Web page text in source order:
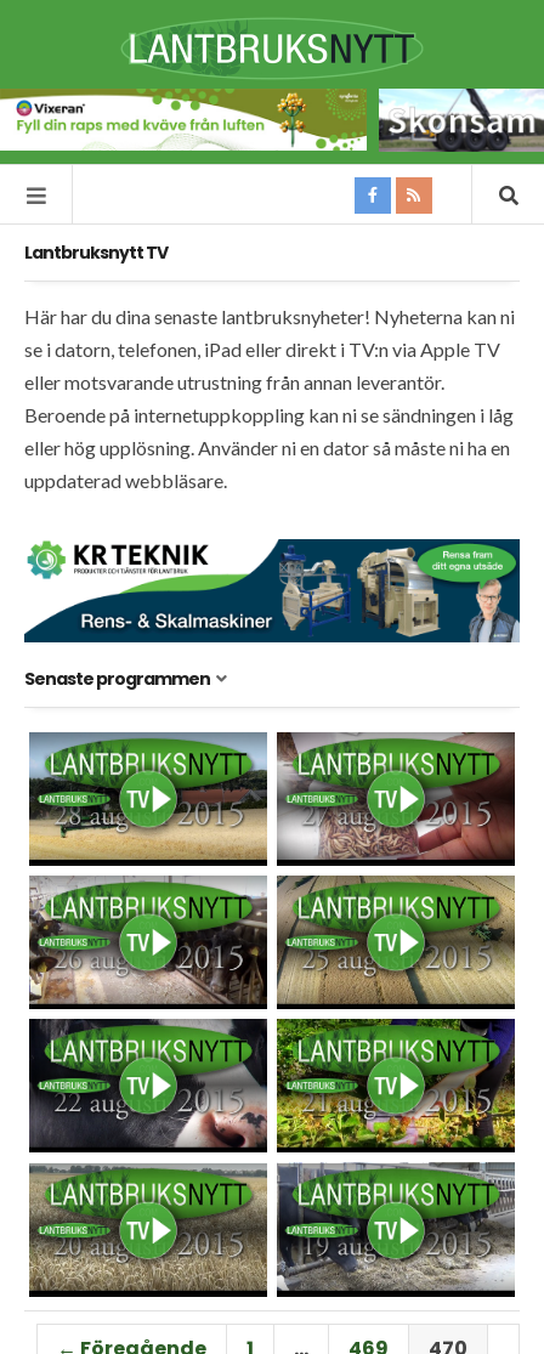
Lantbruksnytt TV
Här har du dina senaste lantbruksnyheter! Nyheterna kan ni
se i datorn, telefonen, iPad eller direkt i TV:n via Apple TV
eller motsvarande utrustning från annan leverantör.
Beroende på internetuppkoppling kan ni se sändningen i låg
eller hög upplösning. Använder ni en dator så måste ni ha en
uppdaterad webbläsare.
Senaste programmen
← Föregående 1 … 469
470